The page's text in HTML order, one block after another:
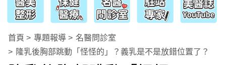
首頁 專題報導
名醫問診室
隆乳後胸部跳動「怪怪的」？義乳是不是放錯位置了？